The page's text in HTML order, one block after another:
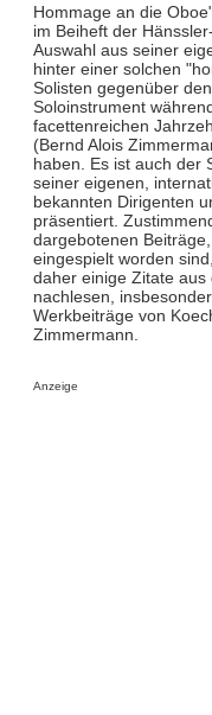
Hommage an die
im Beiheft der
Auswahl aus seiner
hinter einer solchen
Solisten gegenüber
Soloinstrument
facettenreichen
(Bernd Alois
haben. Es ist auch der
seiner eigenen,
bekannten Dirigenten
präsentiert.
dargebotenen
eingespielt worden
daher einige Zitate
nachlesen,
Werkbeiträge von
Zimmermann.
Anzeige